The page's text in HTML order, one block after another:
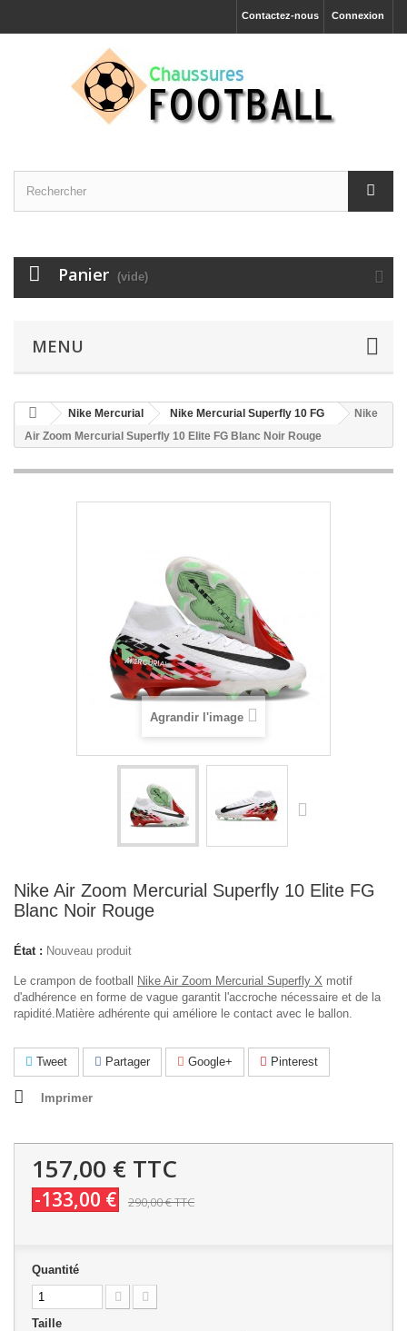
Connexion
Contactez-nous
Panier (vide)
MENU
Nike Mercurial Nike Mercurial Superfly 10 FG
Nike
Air Zoom Mercurial Superfly 10 Elite FG Blanc Noir Rouge
Agrandir l'image
Nike Air Zoom Mercurial Superfly 10 Elite FG
Blanc Noir Rouge
État : Nouveau produit
Le crampon de football Nike Air Zoom Mercurial Superfly X motif
d'adhérence en forme de vague garantit l'accroche nécessaire et de la
rapidité.Matière adhérente qui améliore le contact avec le ballon.
Tweet Partager Google+ Pinterest
Imprimer
157,00 € TTC
-133,00 € 290,00 €TTC
Quantité
Taille